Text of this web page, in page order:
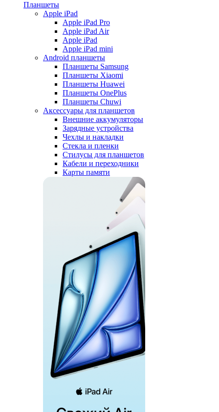
Планшеты
Apple iPad
Apple iPad Pro
Apple iPad Air
Apple iPad
Apple iPad mini
Android планшеты
Планшеты Samsung
Планшеты Xiaomi
Планшеты Huawei
Планшеты OnePlus
Планшеты Chuwi
Аксессуары для планшетов
Внешние аккумуляторы
Зарядные устройства
Чехлы и накладки
Стекла и пленки
Стилусы для планшетов
Кабели и переходники
Карты памяти